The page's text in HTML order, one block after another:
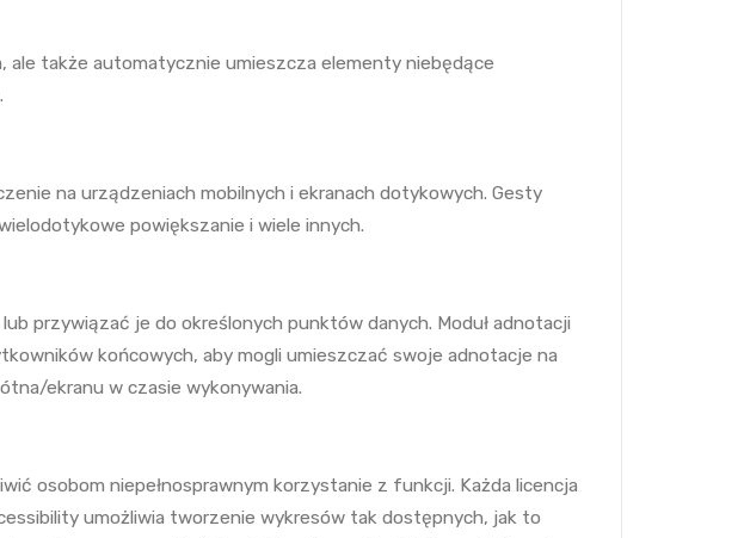
także automatycznie umieszcza elementy niebędące
na urządzeniach mobilnych i ekranach dotykowych. Gesty
powiększanie i wiele innych.
przywiązać je do określonych punktów danych. Moduł adnotacji
końcowych, aby mogli umieszczać swoje adnotacje na
ekranu w czasie wykonywania.
osobom niepełnosprawnym korzystanie z funkcji. Każda licencja
umożliwia tworzenie wykresów tak dostępnych, jak to